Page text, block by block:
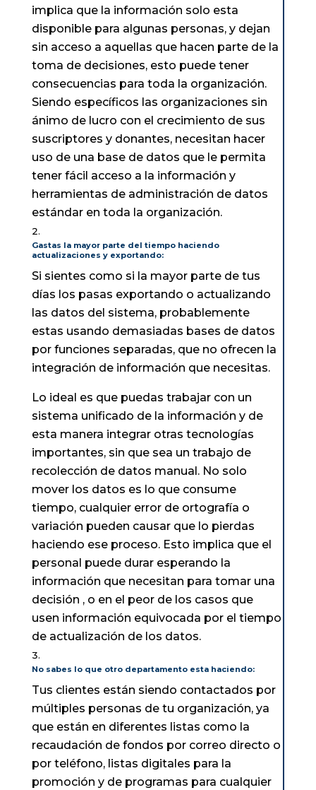
implica que la información solo esta
disponible para algunas personas, y dejan
sin acceso a aquellas que hacen parte de la
toma de decisiones, esto puede tener
consecuencias para toda la organización.
Siendo específicos las organizaciones sin
ánimo de lucro con el crecimiento de sus
suscriptores y donantes, necesitan hacer
uso de una base de datos que le permita
tener fácil acceso a la información y
herramientas de administración de datos
estándar en toda la organización.
Gastas la mayor parte del tiempo haciendo
actualizaciones y exportando:
Si sientes como si la mayor parte de tus
días los pasas exportando o actualizando
las datos del sistema, probablemente
estas usando demasiadas bases de datos
por funciones separadas, que no ofrecen la
integración de información que necesitas.
Lo ideal es que puedas trabajar con un
sistema unificado de la información y de
esta manera integrar otras tecnologías
importantes, sin que sea un trabajo de
recolección de datos manual. No solo
mover los datos es lo que consume
tiempo, cualquier error de ortografía o
variación pueden causar que lo pierdas
haciendo ese proceso. Esto implica que el
personal puede durar esperando la
información que necesitan para tomar una
decisión , o en el peor de los casos que
usen información equivocada por el tiempo
de actualización de los datos.
No sabes lo que otro departamento esta haciendo:
Tus clientes están siendo contactados por
múltiples personas de tu organización, ya
que están en diferentes listas como la
recaudación de fondos por correo directo o
por teléfono, listas digitales para la
promoción y de programas para cualquier